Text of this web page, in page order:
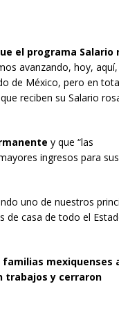
el programa Salario
avanzando, hoy,
de México, pero en
reciben su Salario
y que “las
ingresos para sus
uno de nuestros
de casa de todo el
mexiquenses
trabajos y cerraron